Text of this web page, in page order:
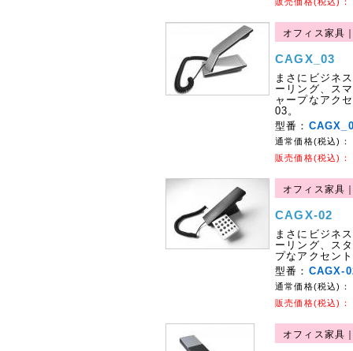
オフィス家具
CAGX_03
まさにビジネ
ーリング、ス
ャープなアク
03。
型番：
通常価格(税込)：
販売価格(税込)：
オフィス家具
CAGX-02
まさにビジネ
ーリング、ス
プなアクセン
型番： CAGX-
通常価格(税込)：
販売価格(税込)：
オフィス家具